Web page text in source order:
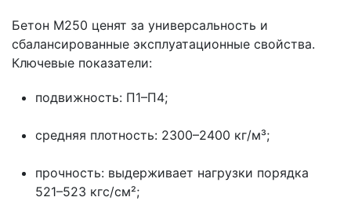
Бетон М250 ценят за универсальность и
сбалансированные эксплуатационные свойства.
Ключевые показатели:
подвижность: П1–П4;
средняя плотность: 2300–2400 кг/м³;
прочность: выдерживает нагрузки порядка
521–523 кгс/см²;